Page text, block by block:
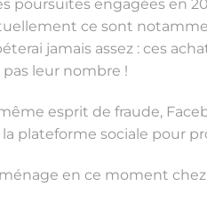
poursuites engagées en
ce sont
jamais assez : ces
leur nombre !
esprit de fraude,
plateforme sociale pour
en ce moment